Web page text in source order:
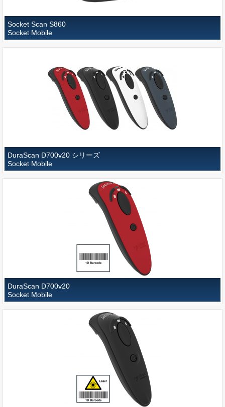
Socket Scan S860
Socket Mobile
DuraScan D700v20 シリーズ
Socket Mobile
DuraScan D700v20
Socket Mobile